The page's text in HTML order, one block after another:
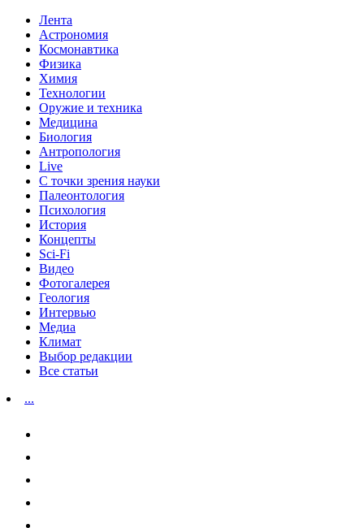
Лента
Астрономия
Космонавтика
Физика
Химия
Технологии
Оружие и техника
Медицина
Биология
Антропология
Live
С точки зрения науки
Палеонтология
Психология
История
Концепты
Sci-Fi
Видео
Фотогалерея
Геология
Интервью
Медиа
Климат
Выбор редакции
Все статьи
...